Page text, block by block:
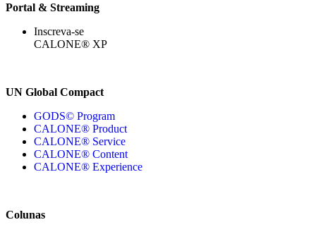
Portal & Streaming
Inscreva-se
CALONE® XP
UN Global Compact
GODS© Program
CALONE® Product
CALONE® Service
CALONE® Content
CALONE® Experience
Colunas